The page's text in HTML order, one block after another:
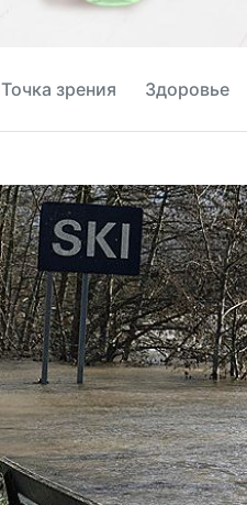
Точка зрения Здоровье